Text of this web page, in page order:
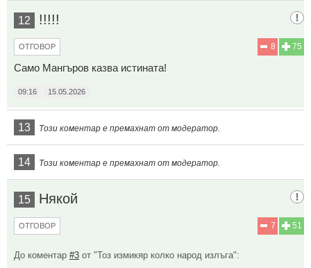
12 !!!!!
75
8
ОТГОВОР
Само Мангъров казва истината!
09:16 15.05.2026
13 Този коментар е премахнат от модератор.
14 Този коментар е премахнат от модератор.
15 Някой
51
7
ОТГОВОР
До коментар #3 от "Тоз измикяр колко народ излъга":